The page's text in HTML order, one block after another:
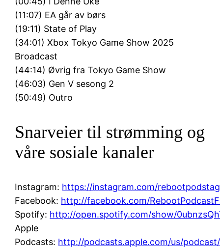
(11:07) EA går av børs
(19:11) State of Play
(34:01) Xbox Tokyo Game Show 2025
Broadcast
(44:14) Øvrig fra Tokyo Game Show
(46:03) Gen V sesong 2
(50:49) Outro
Snarveier til strømming og
våre sosiale kanaler
Instagram: https://instagram.com/
Facebook: http://facebook.com/
Spotify: http://open.spotify.com/show/
Apple
Podcasts: http://podcasts.apple.com/us/podcast/